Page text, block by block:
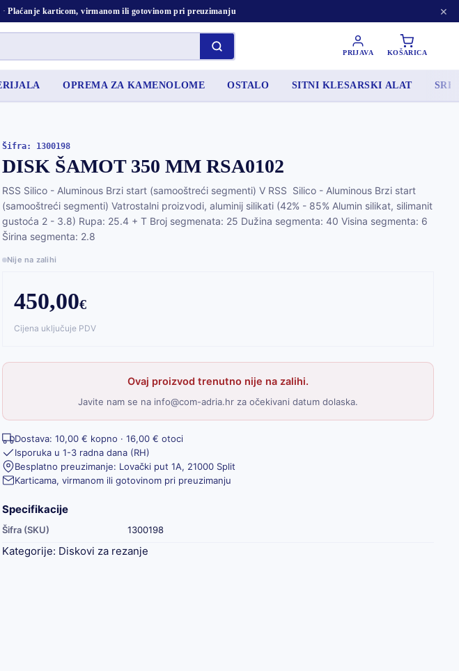
·Plaćanje karticom, virmanom ili gotovinom pri preuzimanju ×
PRIJAVA KOŠARICA
OPREMA ZA KAMENOLOME OSTALO SITNI KLESARSKI ALAT
Šifra: 1300198
DISK ŠAMOT 350 MM RSA0102
RSS Silico - Aluminous Brzi start (samooštreći segmenti) V RSS Silico - Aluminous Brzi start
(samooštreći segmenti) Vatrostalni proizvodi, aluminij silikati (42% - 85% Alumin silikat, silimanit
gustoća 2 - 3.8) Rupa: 25.4 + T Broj segmenata: 25 Dužina segmenta: 40 Visina segmenta: 6
Širina segmenta: 2.8
Nije na zalihi
450,00€
Cijena uključuje PDV
Ovaj proizvod trenutno nije na zalihi.
Javite nam se na info@com-adria.hr za očekivani datum dolaska.
Dostava: 10,00 € kopno · 16,00 € otoci
Isporuka u 1-3 radna dana (RH)
Besplatno preuzimanje: Lovački put 1A, 21000 Split
Karticama, virmanom ili gotovinom pri preuzimanju
Specifikacije
Šifra (SKU) 1300198
Kategorije: Diskovi za rezanje